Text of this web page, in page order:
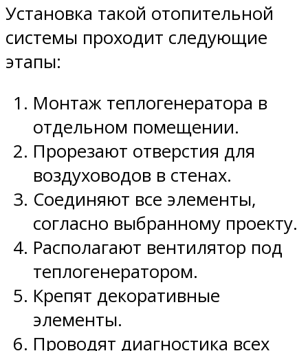
Установка такой отопительной
системы проходит следующие
этапы:
Монтаж теплогенератора в
отдельном помещении.
Прорезают отверстия для
воздуховодов в стенах.
Соединяют все элементы,
согласно выбранному проекту.
Располагают вентилятор под
теплогенератором.
Крепят декоративные
элементы.
Проводят диагностика всех